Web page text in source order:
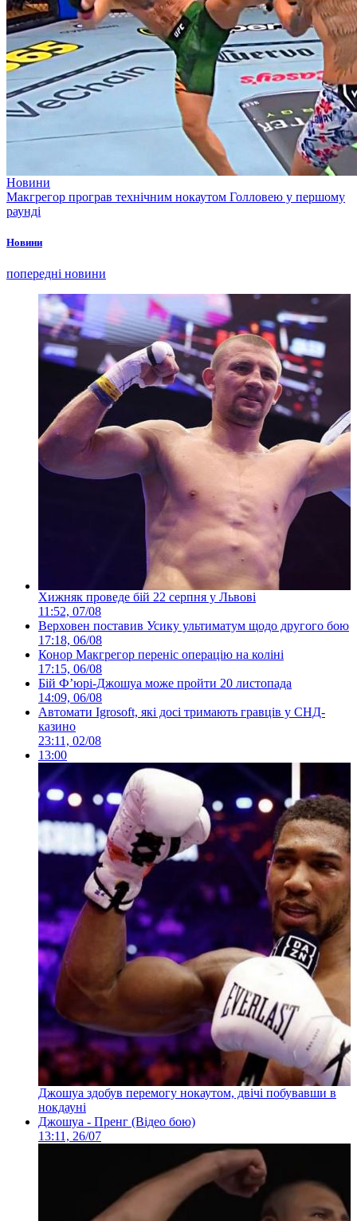
Новини
Макгрегор програв технічним нокаутом Голловею у першому
раунді
Новини
попередні новини
Хижняк проведе бій 22 серпня у Львові
11:52, 07/08
Верховен поставив Усику ультиматум щодо другого бою
17:18, 06/08
Конор Макгрегор переніс операцію на коліні
17:15, 06/08
Бій Ф’юрі-Джошуа може пройти 20 листопада
14:09, 06/08
Автомати Igrosoft, які досі тримають гравців у СНД-
казино
23:11, 02/08
13:00
Джошуа здобув перемогу нокаутом, двічі побувавши в
нокдауні
Джошуа - Пренг (Відео бою)
13:11, 26/07